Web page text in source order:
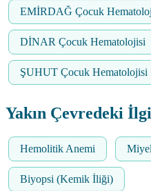
EMİRDAĞ Çocuk
DİNAR Çocuk Hematolojisi
ŞUHUT Çocuk Hematolojisi
Yakın Çevredeki
Hemolitik Anemi
Biyopsi (Kemik İliği)